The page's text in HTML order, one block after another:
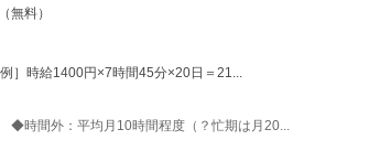
無料）
時給1400円×7時間45分×20日＝21...
時間外：平均月10時間程度（？忙期は月20...